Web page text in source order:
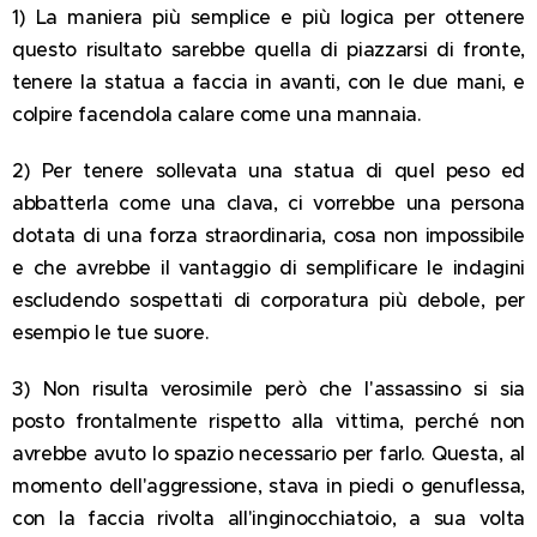
1) La maniera più semplice e più logica per ottenere
questo risultato sarebbe quella di piazzarsi di fronte,
tenere la statua a faccia in avanti, con le due mani, e
colpire facendola calare come una mannaia.
2) Per tenere sollevata una statua di quel peso ed
abbatterla come una clava, ci vorrebbe una persona
dotata di una forza straordinaria, cosa non impossibile
e che avrebbe il vantaggio di semplificare le indagini
escludendo sospettati di corporatura più debole, per
esempio le tue suore.
3) Non risulta verosimile però che l'assassino si sia
posto frontalmente rispetto alla vittima, perché non
avrebbe avuto lo spazio necessario per farlo. Questa, al
momento dell'aggressione, stava in piedi o genuflessa,
con la faccia rivolta all'inginocchiatoio, a sua volta